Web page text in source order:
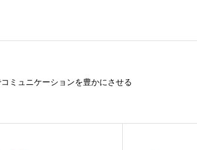
ミュニケーションを豊かにさせる